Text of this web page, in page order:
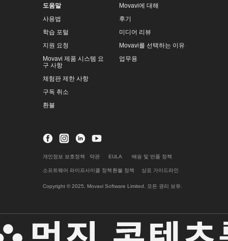
도움말
사용법
학습 포털
지원 요청
Movavi 제품 시스템 요
구 사항
체험판 제한 사항
구독 취소
환불
Movavi에 대해
후기
미디어 리뷰
Movavi를 선택하는 이유
업무용
개인정보 보호정책 약관 EULA
소프트웨어 라이프사이클 정책
배송 및 반품 정책
환불 정책 상표 가이드라인
Copyright © 2025, Movavi Software Limited. 모든 권리 보유.